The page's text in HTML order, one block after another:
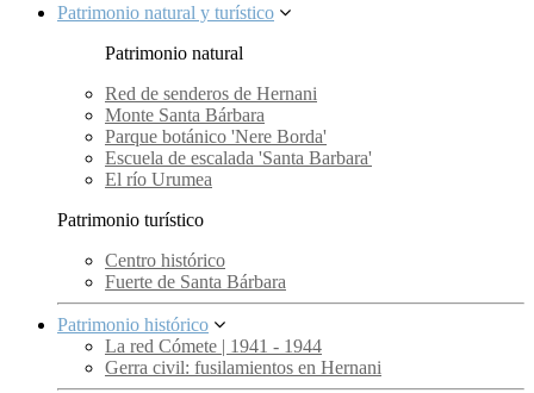
Patrimonio natural y turístico
Patrimonio natural
Red de senderos de Hernani
Monte Santa Bárbara
Parque botánico 'Nere Borda'
Escuela de escalada 'Santa Barbara'
El río Urumea
Patrimonio turístico
Centro histórico
Fuerte de Santa Bárbara
Patrimonio histórico
La red Cómete | 1941 - 1944
Gerra civil: fusilamientos en Hernani